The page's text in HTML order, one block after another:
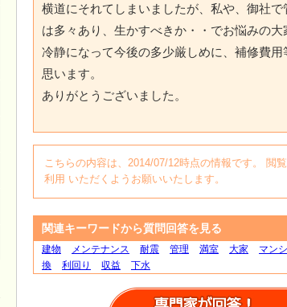
横道にそれてしまいましたが、私や、御社
は多々あり、生かすべきか・・でお悩みの
冷静になって今後の多少厳しめに、補修費
思います。
ありがとうございました。
こちらの内容は、2014/07/12時点の情報です。 閲
利用 いただくようお願いいたします。
関連キーワードから質問回答を見る
建物 メンテナンス 耐震 管理 満室 大家 マン
換
利回り 収益 下水